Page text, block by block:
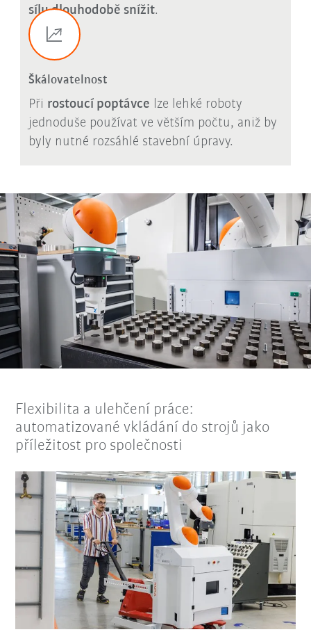
sílu dlouhodobě snížit.
Škálovatelnost
Při rostoucí poptávce lze lehké roboty
jednoduše používat ve větším počtu, aniž by
byly nutné rozsáhlé stavební úpravy.
Flexibilita a ulehčení práce:
automatizované vkládání do strojů jako
příležitost pro společnosti